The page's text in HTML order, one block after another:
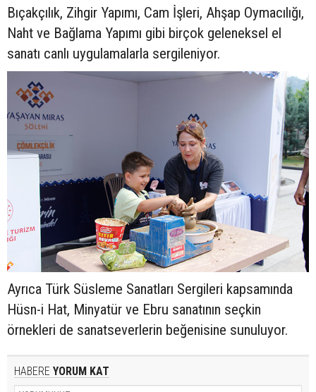
Bıçakçılık, Zihgir Yapımı, Cam İşleri, Ahşap Oymacılığı,
Naht ve Bağlama Yapımı gibi birçok geleneksel el
sanatı canlı uygulamalarla sergileniyor.
Ayrıca Türk Süsleme Sanatları Sergileri kapsamında
Hüsn-i Hat, Minyatür ve Ebru sanatının seçkin
örnekleri de sanatseverlerin beğenisine sunuluyor.
HABERE YORUM KAT